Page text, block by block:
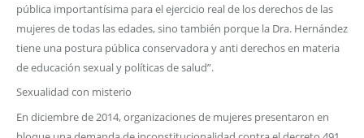
pública importantísima para el ejercicio real de los derechos de las
mujeres de todas las edades, sino también porque la Dra. Hernández
tiene una postura pública conservadora y anti derechos en materia
de educación sexual y políticas de salud”.
Sexualidad con misterio
En diciembre de 2014, organizaciones de mujeres presentaron en